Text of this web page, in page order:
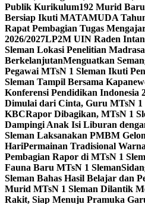
Publik Kurikulum192 Murid
Bersiap Ikuti MATAMUDA
Rapat Pembagian Tugas
2026/2027LP2M UIN Raden
Sleman Lokasi Penelitian
BerkelanjutanMenguatkan
Pegawai MTsN 1 Sleman Ikuti
Sleman Tampil Bersama
Konferensi Pendidikan Indonesia
Dimulai dari Cinta, Guru MTsN
KBCRapor Dibagikan, MTsN 1
Dampingi Anak Isi Liburan
Sleman Laksanakan PMBM
HariPermainan Tradisional
Pembagian Rapor di MTsN 1
Fauna Baru MTsN 1 Sleman
Sleman Bahas Hasil Belajar dan
Murid MTsN 1 Sleman Dilantik
Rakit, Siap Menuju Pramuka